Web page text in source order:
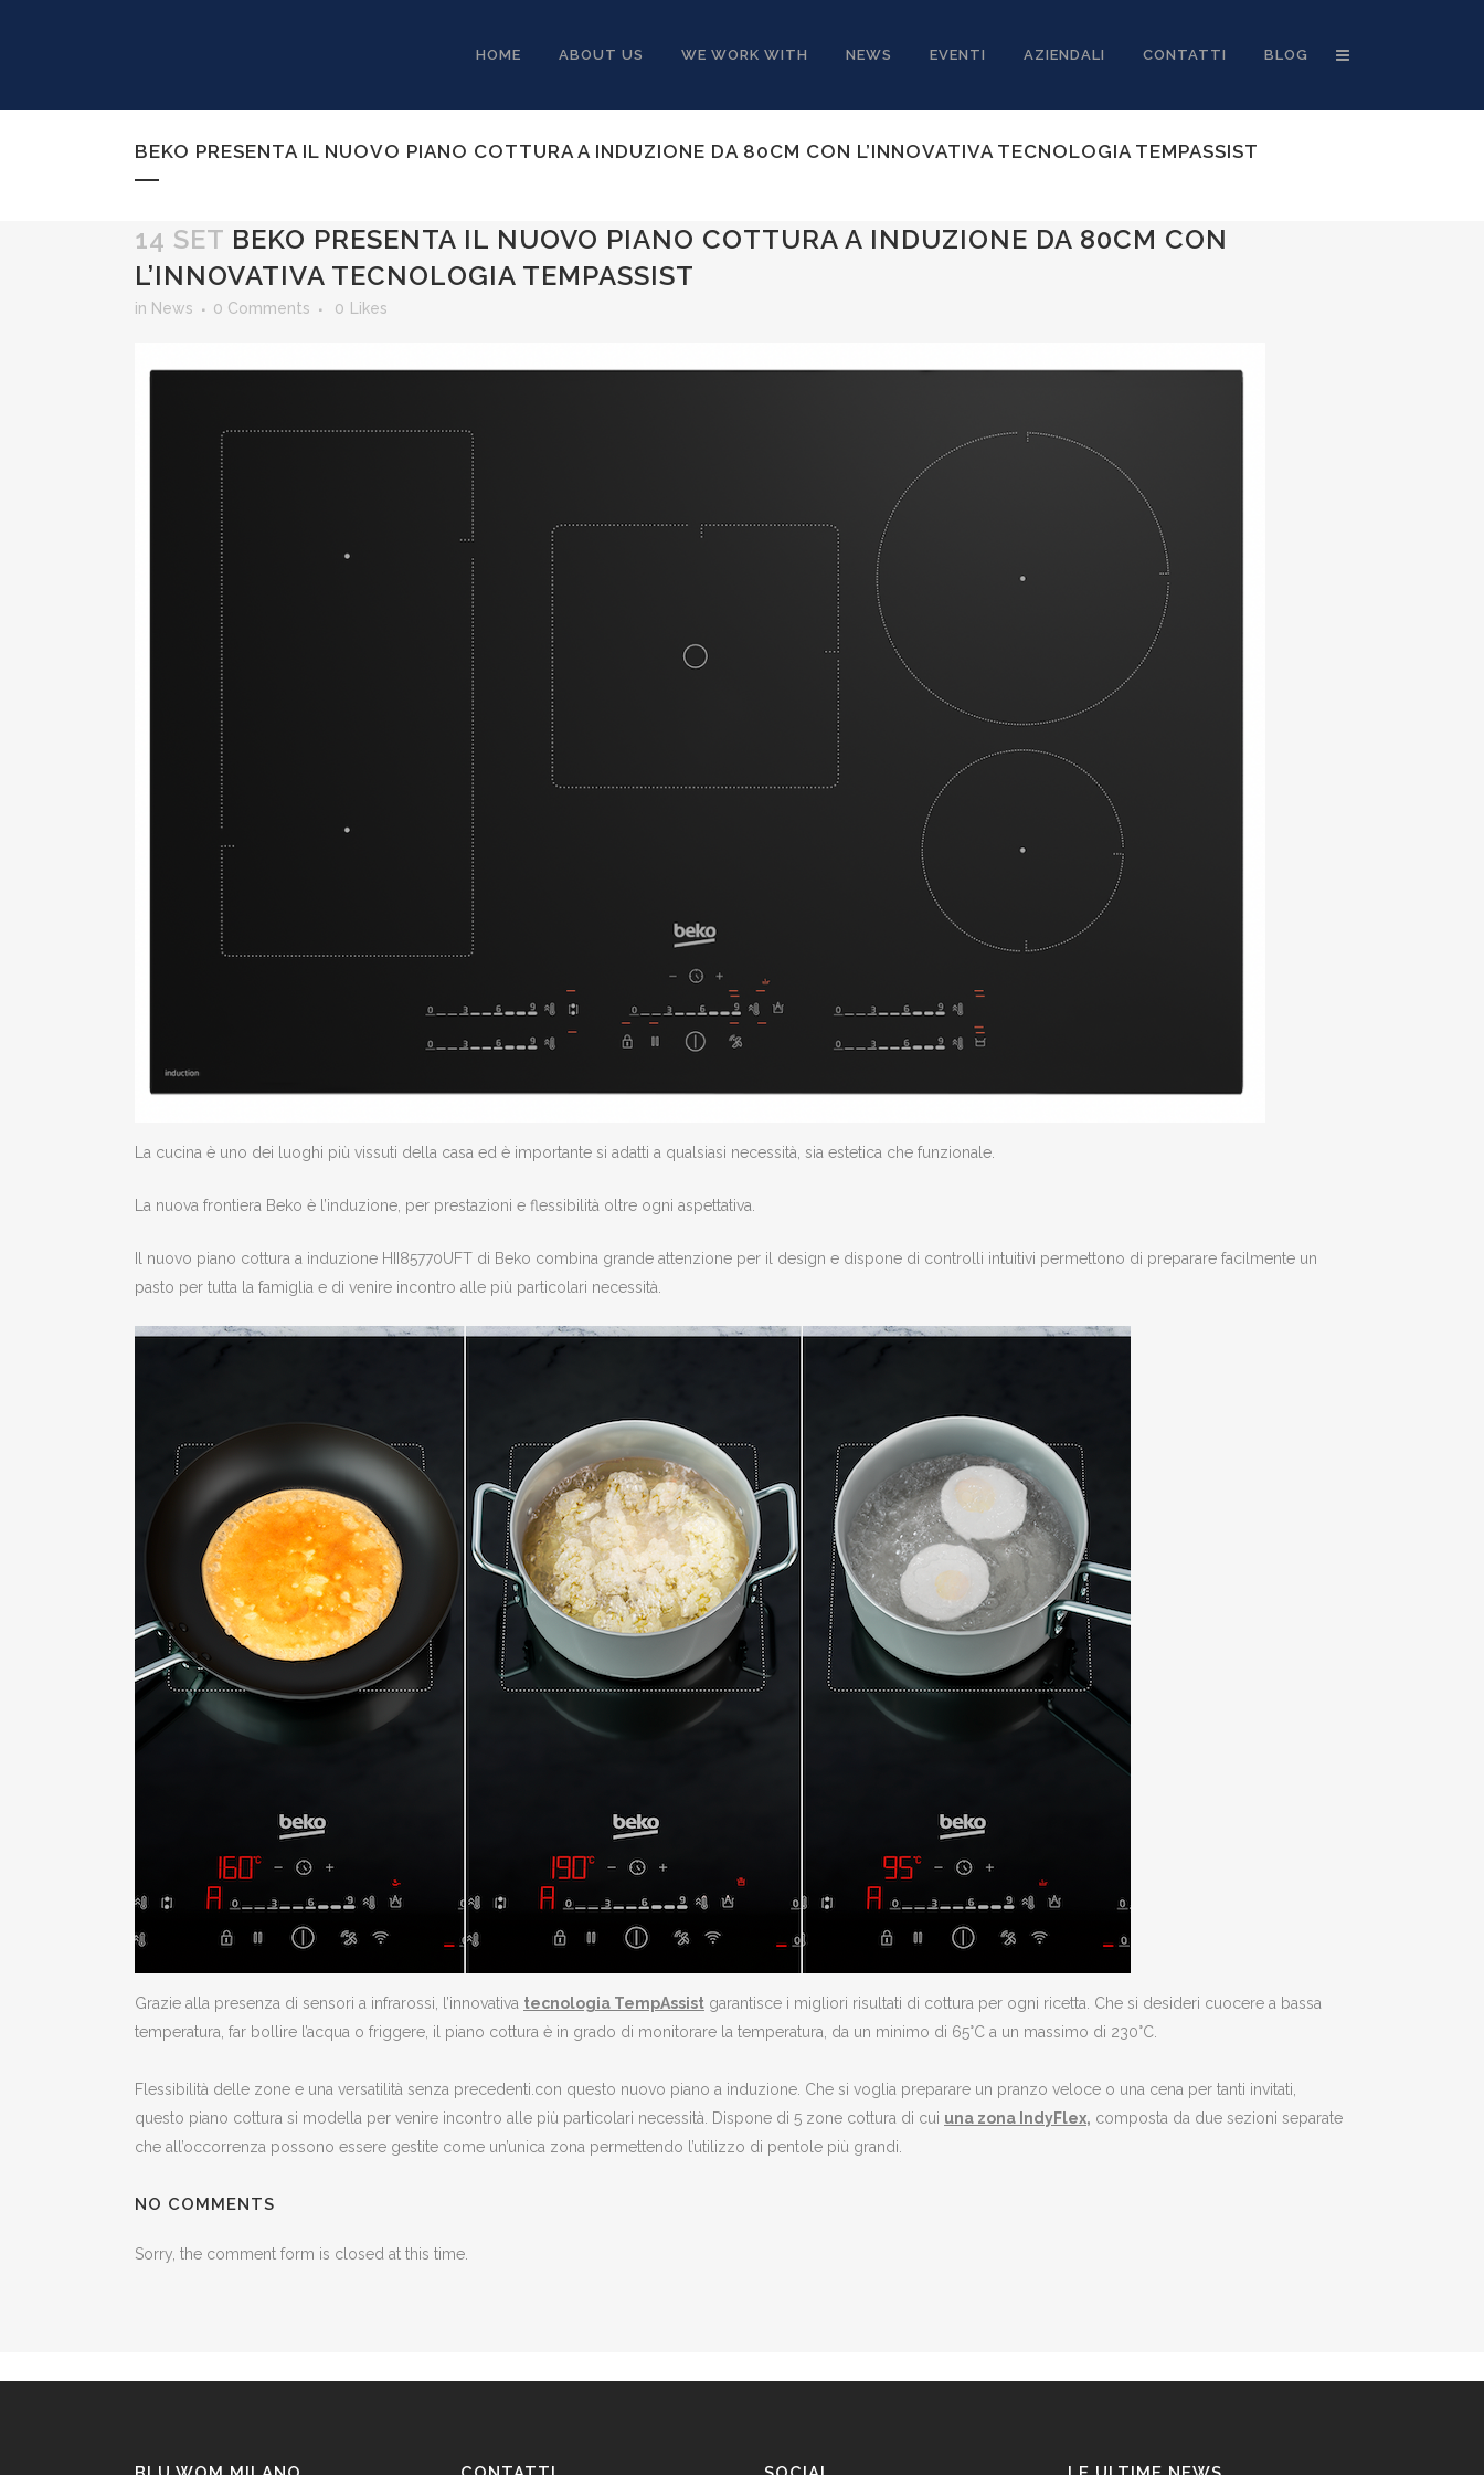
HOME ABOUT US WE WORK WITH NEWS EVENTI AZIENDALI CONTATTI BLOG
BEKO PRESENTA IL NUOVO PIANO COTTURA A INDUZIONE DA 80CM CON L’INNOVATIVA TECNOLOGIA TEMPASSIST
14 SET BEKO PRESENTA IL NUOVO PIANO COTTURA A INDUZIONE DA 80CM CON
L’INNOVATIVA TECNOLOGIA TEMPASSIST
in News 0 Comments 0 Likes
La cucina è uno dei luoghi più vissuti della casa ed è importante si adatti a qualsiasi necessità, sia estetica che funzionale.
La nuova frontiera Beko è l’induzione, per prestazioni e flessibilità oltre ogni aspettativa.
Il nuovo piano cottura a induzione HII85770UFT di Beko combina grande attenzione per il design e dispone di controlli intuitivi permettono di preparare facilmente un
pasto per tutta la famiglia e di venire incontro alle più particolari necessità.
Grazie alla presenza di sensori a infrarossi, l’innovativa tecnologia TempAssist garantisce i migliori risultati di cottura per ogni ricetta. Che si desideri cuocere a bassa
temperatura, far bollire l’acqua o friggere, il piano cottura è in grado di monitorare la temperatura, da un minimo di 65°C a un massimo di 230°C.
Flessibilità delle zone e una versatilità senza precedenti.con questo nuovo piano a induzione. Che si voglia preparare un pranzo veloce o una cena per tanti invitati,
questo piano cottura si modella per venire incontro alle più particolari necessità. Dispone di 5 zone cottura di cui una zona IndyFlex, composta da due sezioni separate
che all’occorrenza possono essere gestite come un’unica zona permettendo l’utilizzo di pentole più grandi.
NO COMMENTS
Sorry, the comment form is closed at this time.